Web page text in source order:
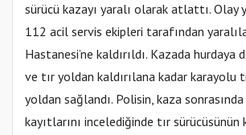
sürücü kazayı yaralı olarak atlattı. Olay
112 acil servis ekipleri tarafından
Hastanesi’ne kaldırıldı. Kazada hurdaya
ve tır yoldan kaldırılana kadar karayolu
yoldan sağlandı. Polisin, kaza
kayıtlarını incelediğinde tır sürücüsünün